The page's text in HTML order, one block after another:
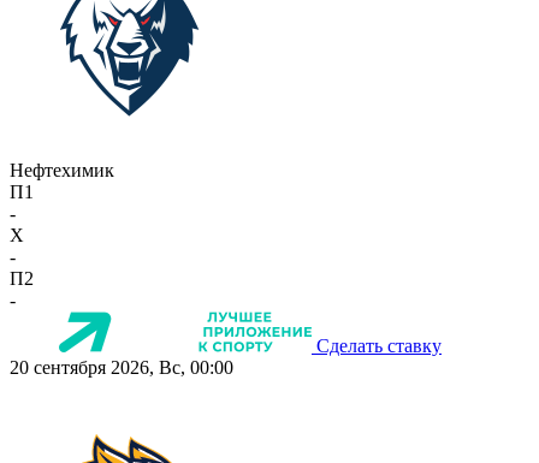
Нефтехимик
П1
-
X
-
П2
-
Сделать ставку
20 сентября 2026, Вс, 00:00